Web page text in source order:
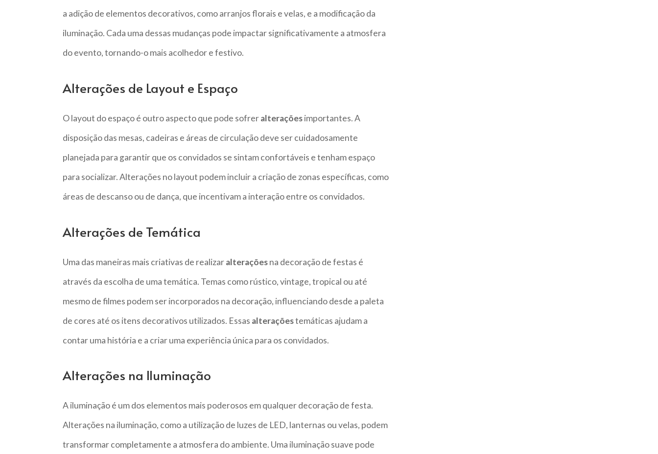
a adição de elementos decorativos, como arranjos florais e velas, e a modificação da
iluminação. Cada uma dessas mudanças pode impactar significativamente a atmosfera
do evento, tornando-o mais acolhedor e festivo.
Alterações de Layout e Espaço
O layout do espaço é outro aspecto que pode sofreralteraçõesimportantes. A
disposição das mesas, cadeiras e áreas de circulação deve ser cuidadosamente
planejada para garantir que os convidados se sintam confortáveis e tenham espaço
para socializar. Alterações no layout podem incluir a criação de zonas específicas, como
áreas de descanso ou de dança, que incentivam a interação entre os convidados.
Alterações de Temática
Uma das maneiras mais criativas de realizaralteraçõesna decoração de festas é
através da escolha de uma temática. Temas como rústico, vintage, tropical ou até
mesmo de filmes podem ser incorporados na decoração, influenciando desde a paleta
de cores até os itens decorativos utilizados. Essas alteraçõestemáticas ajudam a
contar uma história e a criar uma experiência única para os convidados.
Alterações na Iluminação
A iluminação é um dos elementos mais poderosos em qualquer decoração de festa.
Alterações na iluminação, como a utilização de luzes de LED, lanternas ou velas, podem
transformar completamente a atmosfera do ambiente. Uma iluminação suave pode